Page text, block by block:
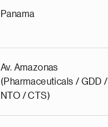
Panama
Av. Amazonas
(Pharmaceuticals / GDD /
NTO / CTS)